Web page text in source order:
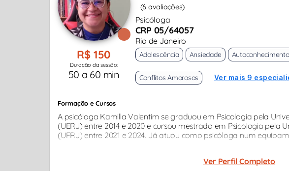
(6 avaliações)
Psicóloga
CRP 05/64057
Rio de Janeiro
R$ 150
Duração da sessão:
50 a 60 min
Adolescência Ansiedade Autoconhecimento
Conflitos Amorosos Ver mais 9
Formação e Cursos
A psicóloga Kamilla Valentim se graduou em Psicologia pela
(UERJ) entre 2014 e 2020 e cursou mestrado em Psicologia pela
(UFRJ) entre 2021 e 2024. Já atuou como psicóloga num
Ver Perfil Completo